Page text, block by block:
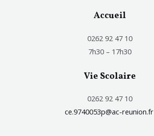
Accueil
0262 92 47 10
7h30 – 17h30
Vie Scolaire
0262 92 47 10
ce.9740053p@ac-reunion.fr